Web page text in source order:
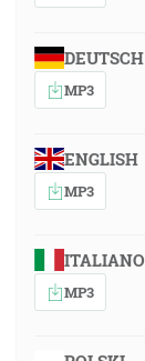
DEUTSCH
MP3
ENGLISH
MP3
ITALIANO
MP3